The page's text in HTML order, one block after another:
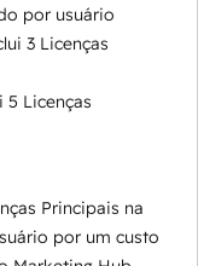
por usuário
3 Licenças
5 Licenças
Principais na
por um custo